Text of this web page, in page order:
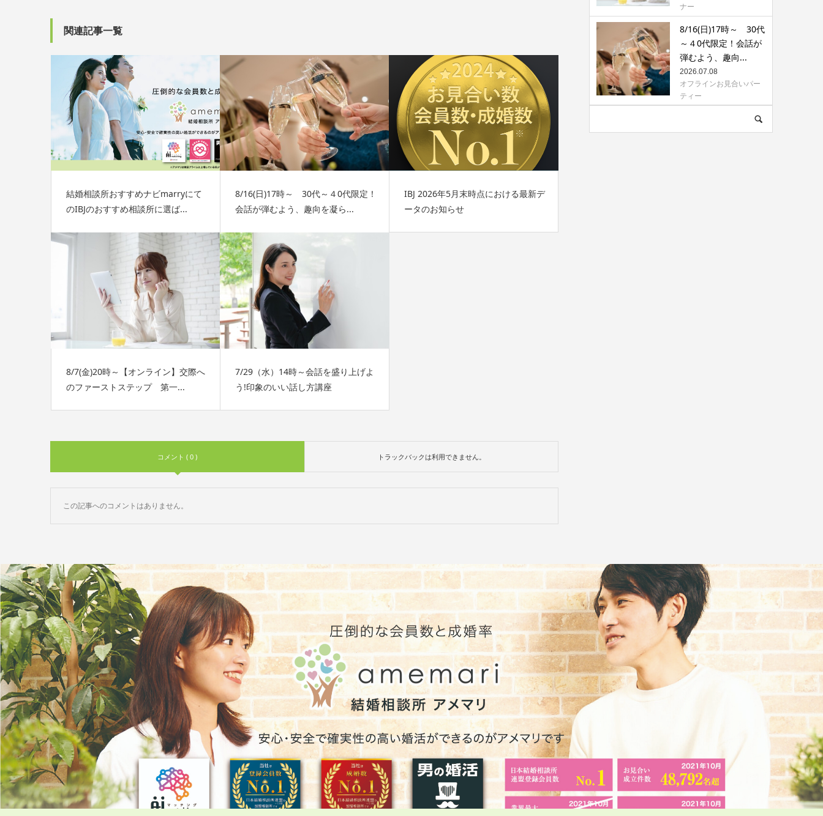
関連記事一覧
結婚相談所おすすめナビmarryにて
のIBJのおすすめ相談所に選ば...
8/16(日)17時～ 30代～４0代限定！
会話が弾むよう、趣向を凝ら...
IBJ 2026年5月末時点における最新デ
ータのお知らせ
8/7(金)20時～【オンライン】交際へ
のファーストステップ 第一...
7/29（水）14時～会話を盛り上げよ
う!印象のいい話し方講座
コメント ( 0 ) トラックバックは利用できません。
この記事へのコメントはありません。
ナー
8/16(日)17時～ 30代
～４0代限定！会話が
弾むよう、趣向...
2026.07.08
オフラインお見合いパー
ティー